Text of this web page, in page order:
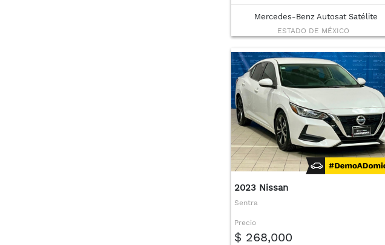
Mercedes-Benz Autosat Satélite
ESTADO DE MÉXICO
2023 Nissan
Sentra
Precio
$ 268,000